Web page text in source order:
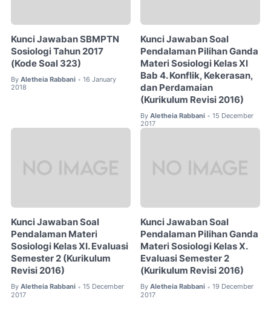
Kunci Jawaban SBMPTN
Sosiologi Tahun 2017
(Kode Soal 323)
By Aletheia Rabbani • 16 January
2018
Kunci Jawaban Soal
Pendalaman Pilihan Ganda
Materi Sosiologi Kelas XI
Bab 4. Konflik, Kekerasan,
dan Perdamaian
(Kurikulum Revisi 2016)
By Aletheia Rabbani • 15 December
2017
Kunci Jawaban Soal
Pendalaman Materi
Sosiologi Kelas XI. Evaluasi
Semester 2 (Kurikulum
Revisi 2016)
By Aletheia Rabbani • 15 December
2017
Kunci Jawaban Soal
Pendalaman Pilihan Ganda
Materi Sosiologi Kelas X.
Evaluasi Semester 2
(Kurikulum Revisi 2016)
By Aletheia Rabbani • 19 December
2017